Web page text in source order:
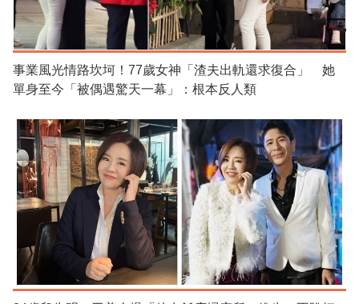
事業風光情路坎坷！77歲女神「渣夫出軌還求復合」 她
單身至今「被偶遇驚天一幕」：根本反人類